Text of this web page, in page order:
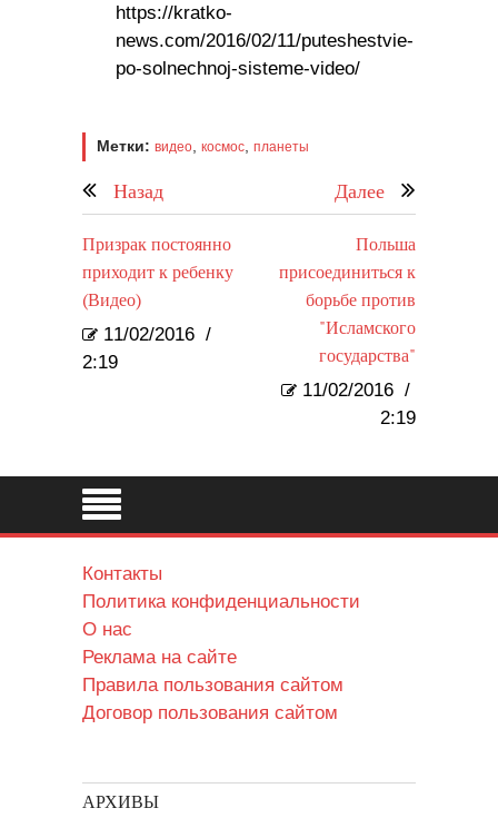
https://kratko-
news.com/2016/02/11/puteshestvie-
po-solnechnoj-sisteme-video/
Метки: видео космос планеты
Назад Далее
Призрак постоянно
приходит к ребенку
(Видео)
11/02/2016 /
2:19
Польша
присоединиться к
борьбе против
"Исламского
государства"
11/02/2016 /
2:19
Контакты
Политика конфиденциальности
О нас
Реклама на сайте
Правила пользования сайтом
Договор пользования сайтом
АРХИВЫ